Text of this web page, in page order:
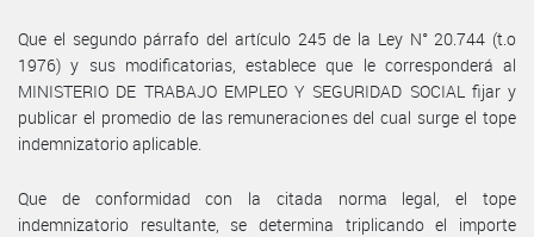
Que el segundo párrafo del artículo 245 de la Ley N° 20.744 (t.o
1976) y sus modificatorias, establece que le corresponderá al
MINISTERIO DE TRABAJO EMPLEO Y SEGURIDAD SOCIAL fijar y
publicar el promedio de las remuneraciones del cual surge el tope
indemnizatorio aplicable.
Que de conformidad con la citada norma legal, el tope
indemnizatorio resultante, se determina triplicando el importe